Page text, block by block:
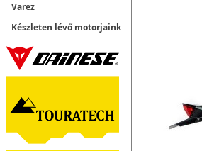
Varez
Készleten lévő motorjaink